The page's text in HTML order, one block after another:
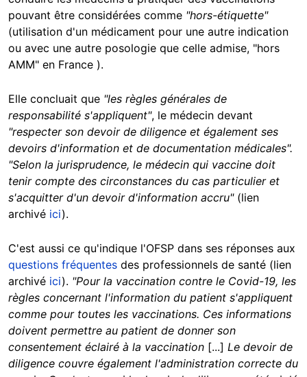
pouvant être considérées comme "hors-étiquette"
(utilisation d'un médicament pour une autre indication
ou avec une autre posologie que celle admise, "hors
AMM" en France ).
Elle concluait que "les règles générales de
responsabilité s'appliquent", le médecin devant
"respecter son devoir de diligence et également ses
devoirs d'information et de documentation médicales".
"Selon la jurisprudence, le médecin qui vaccine doit
tenir compte des circonstances du cas particulier et
s'acquitter d'un devoir d'information accru"(lien
archivé ici).
C'est aussi ce qu'indique l'OFSP dans ses réponses aux
questions fréquentes des professionnels de santé (lien
archivé ici). "Pour la vaccination contre le Covid-19, les
règles concernant l'information du patient s'appliquent
comme pour toutes les vaccinations. Ces informations
doivent permettre au patient de donner son
consentement éclairé à la vaccination [...] Le devoir de
diligence couvre également l'administration correcte du